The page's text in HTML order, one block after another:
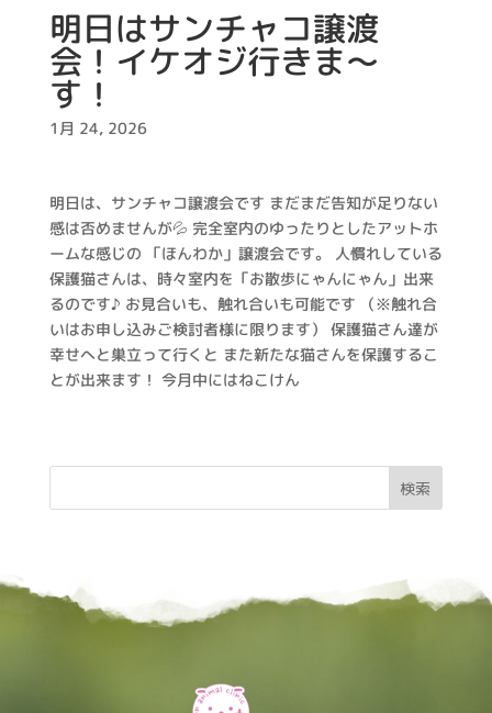
明日はサンチャコ譲渡
会！イケオジ行きま～
す！
1月 24, 2026
明日は、サンチャコ譲渡会です まだまだ告知が足りない
感は否めませんが💦 完全室内のゆったりとしたアットホ
ームな感じの 「ほんわか」譲渡会です。 人慣れしている
保護猫さんは、時々室内を「お散歩にゃんにゃん」出来
るのです♪ お見合いも、触れ合いも可能です （※触れ合
いはお申し込みご検討者様に限ります） 保護猫さん達が
幸せへと巣立って行くと また新たな猫さんを保護するこ
とが出来ます！ 今月中にはねこけん